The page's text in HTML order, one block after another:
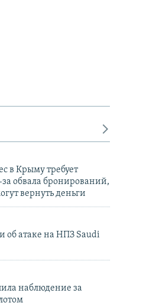
в Крыму требует
обвала бронирований,
вернуть деньги
об атаке на НПЗ Saudi
наблюдение за